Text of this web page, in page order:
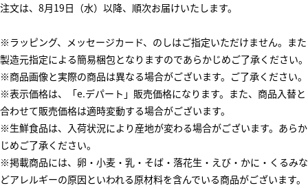
注文は、8月19日（水）以降、順次お届けいたします。
※ラッピング、メッセージカード、のしはご指定いただけません。また
製造元指定による簡易梱包となりますのであらかじめご了承ください。
※商品画像と実際の商品は異なる場合がございます。ご了承ください。
※表示価格は、「e.デパート」販売価格になります。また、商品入替と
合わせて販売価格は適時変動する場合がございます。
※生鮮食品は、入荷状況により産地が変わる場合がございます。あらか
じめご了承ください。
※掲載商品には、卵・小麦・乳・そば・落花生・えび・かに・くるみな
どアレルギーの原因といわれる原材料を含んでいる商品がございます。